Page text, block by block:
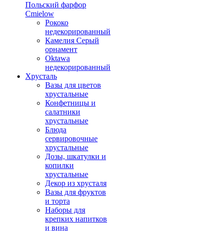
Польский фарфор
Сmielow
Рококо
недекорированный
Камелия Серый
орнамент
Oktawa
недекорированный
Хрусталь
Вазы для цветов
хрустальные
Конфетницы и
салатники
хрустальные
Блюда
сервировочные
хрустальные
Дозы, шкатулки и
копилки
хрустальные
Декор из хрусталя
Вазы для фруктов
и торта
Наборы для
крепких напитков
и вина